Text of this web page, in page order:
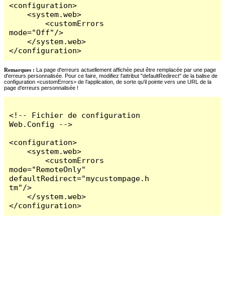
<configuration>
    <system.web>
        <customErrors
mode="Off"/>
    </system.web>
</configuration>
Remarques : La page d'erreurs actuellement affichée peut être remplacée par une page
d'erreurs personnalisée. Pour ce faire, modifiez l'attribut "defaultRedirect" de la balise de
configuration <customErrors> de l'application, de sorte qu'il pointe vers une URL de la
page d'erreurs personnalisée !
<!-- Fichier de configuration
Web.Config -->
<configuration>
    <system.web>
        <customErrors
mode="RemoteOnly"
defaultRedirect="mycustompage.h
tm"/>
    </system.web>
</configuration>